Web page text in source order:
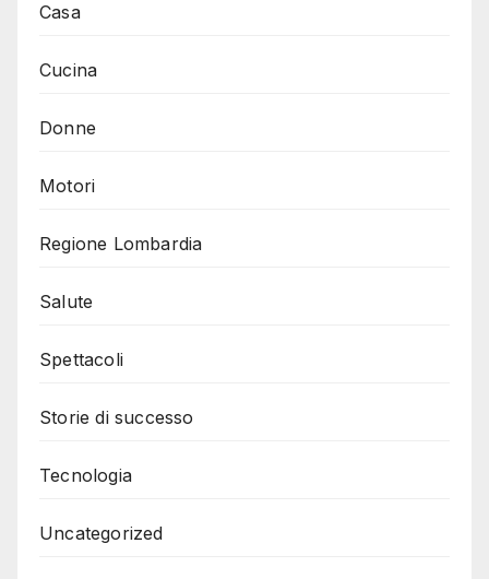
Casa
Cucina
Donne
Motori
Regione Lombardia
Salute
Spettacoli
Storie di successo
Tecnologia
Uncategorized